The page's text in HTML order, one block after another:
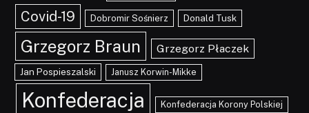
Covid-19 Dobromir Sośnierz Donald Tusk
Grzegorz Braun Grzegorz Płaczek
Jan Pospieszalski Janusz Korwin-Mikke
Konfederacja Konfederacja Korony Polskiej